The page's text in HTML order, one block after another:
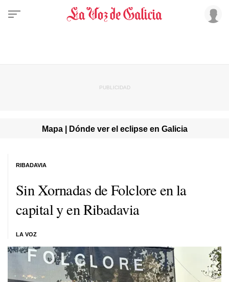
Mapa | Dónde ver el eclipse en Galicia
Sin Xornadas de Folclore en la
capital y en Ribadavia
LA VOZ
RIBADAVIA